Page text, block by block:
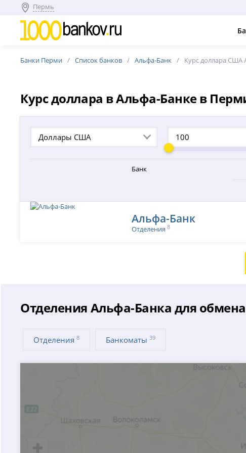
Пермь
Банки Перми Список банков Альфа-Банк Курс доллара США
Курс доллара в Альфа-Банке в
Доллары США
Банк
Альфа-Банк
Отделения 8
Отделения Альфа-Банка для
Отделения8 Банкоматы39